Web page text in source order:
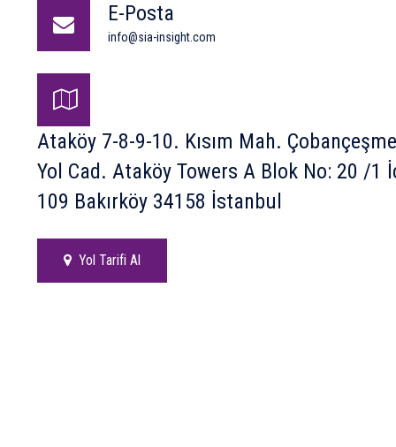
E-Posta
info@sia-insight.com
Ataköy 7-8-9-10. Kısım Mah.
Yol Cad. Ataköy Towers A Blok No: 20 /1
109 Bakırköy 34158 İstanbul
Yol Tarifi Al